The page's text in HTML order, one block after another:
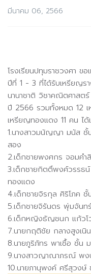
มีนาคม 06, 2566
โรงเรียนปทุมราชวงศา ข
ปีที่ 1 - 3 ที่ได้รับเหรียญร
นานาชาติ วิชาคณิตศาสต
ปี 2566 รวมทั้งหมด 12 เ
เหรียญทองแดง 11 คน ได้
1.นางสาวมนัญญา มนัส ชั้
สอง
2.เด็กชายพงศกร จอมค
3.เด็กชายกิตติ์พงศ์วรรธ
ทองแดง
4.เด็กชายจิรกุล ศิริโภค
5.เด็กชายจิรันดร พุ่มจัน
6.เด็กหญิงธัญชนก แก้วโ
7.นายกฤติชัย กลางสูงเ
8.นายภูริภัทร พาเชื้อ ชั้น
9.นางสาวญาณาภรณ์ พง
10.นายภานุพงค์ ศรีสุวง